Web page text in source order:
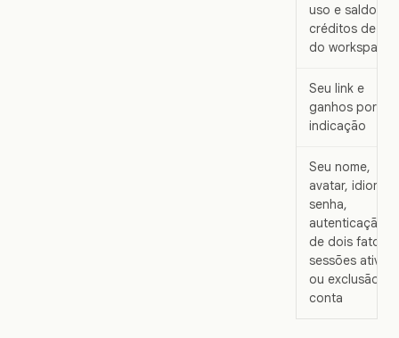
uso e saldo
créditos de IA
do workspace
Seu link e
ganhos por
indicação
Seu nome,
avatar, idioma,
senha,
autenticação
de dois
sessões ativas
ou exclusão da
conta